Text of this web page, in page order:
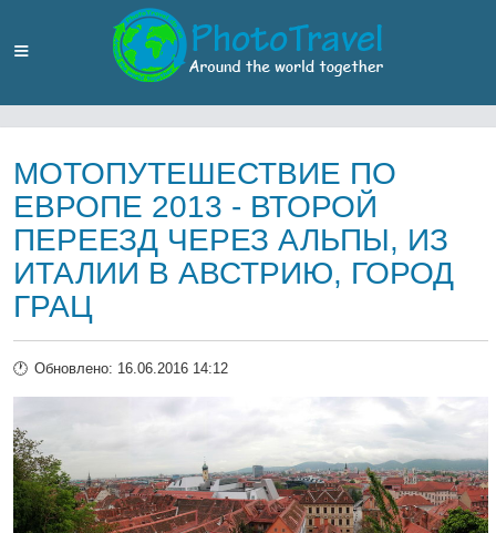
МОТОПУТЕШЕСТВИЕ ПО
ЕВРОПЕ 2013 - ВТОРОЙ
ПЕРЕЕЗД ЧЕРЕЗ АЛЬПЫ, ИЗ
ИТАЛИИ В АВСТРИЮ, ГОРОД
ГРАЦ
Обновлено: 16.06.2016 14:12